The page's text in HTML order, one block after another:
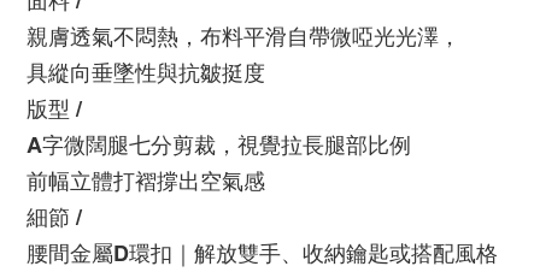
親膚透氣不悶熱，布料平滑自帶微啞光光澤，
具縱向垂墜性與抗皺挺度
版型 /
A字微闊腿七分剪裁，視覺拉長腿部比例
前幅立體打褶撐出空氣感
細節 /
腰間金屬D環扣｜解放雙手、收納鑰匙或搭配風格